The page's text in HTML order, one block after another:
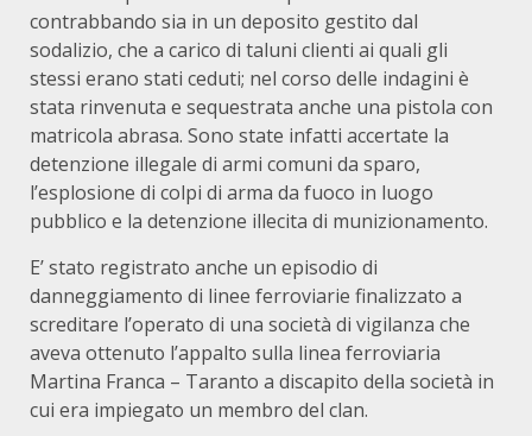
contrabbando sia in un deposito gestito dal
sodalizio, che a carico di taluni clienti ai quali gli
stessi erano stati ceduti; nel corso delle indagini è
stata rinvenuta e sequestrata anche una pistola con
matricola abrasa. Sono state infatti accertate la
detenzione illegale di armi comuni da sparo,
l’esplosione di colpi di arma da fuoco in luogo
pubblico e la detenzione illecita di munizionamento.
E’ stato registrato anche un episodio di
danneggiamento di linee ferroviarie finalizzato a
screditare l’operato di una società di vigilanza che
aveva ottenuto l’appalto sulla linea ferroviaria
Martina Franca – Taranto a discapito della società in
cui era impiegato un membro del clan.